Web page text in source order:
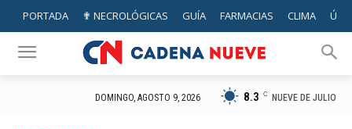
PORTADA ✟ NECROLÓGICAS GUÍA FARMACIAS CLIMA
DOMINGO, AGOSTO 9, 2026 8.3 C NUEVE DE JULIO